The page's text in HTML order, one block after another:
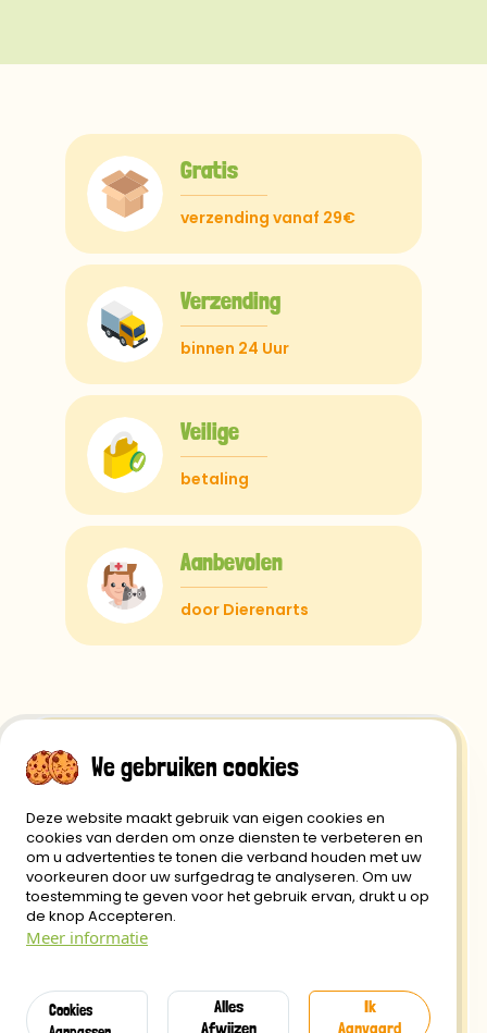
Gratis
verzending vanaf 29€
Verzending
binnen 24 Uur
Veilige
betaling
Aanbevolen
door Dierenarts
Retour- en restitutiebeleid
Privacybeleid
Verzending en Levering
Gebruiksvoorwaarden
We gebruiken cookies
Deze website maakt gebruik van eigen cookies en
cookies van derden om onze diensten te verbeteren en
om u advertenties te tonen die verband houden met uw
voorkeuren door uw surfgedrag te analyseren. Om uw
toestemming te geven voor het gebruik ervan, drukt u op
de knop Accepteren.
Meer informatie
Cookies
Alles
Afwijzen
Ik
Aanvaard